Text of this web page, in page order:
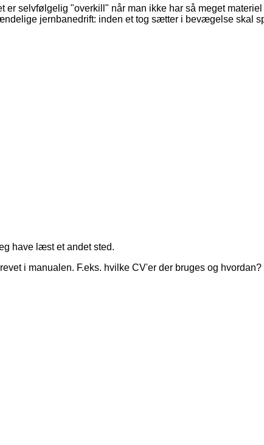
selvfølgelig "overkill" når man ikke har så meget
jernbanedrift: inden et tog sætter i bevægelse skal
have læst et andet sted.
i manualen. F.eks. hvilke CV'er der bruges og hvordan?